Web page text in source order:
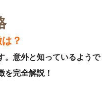
？
。意外と知っているようで
を完全解説！